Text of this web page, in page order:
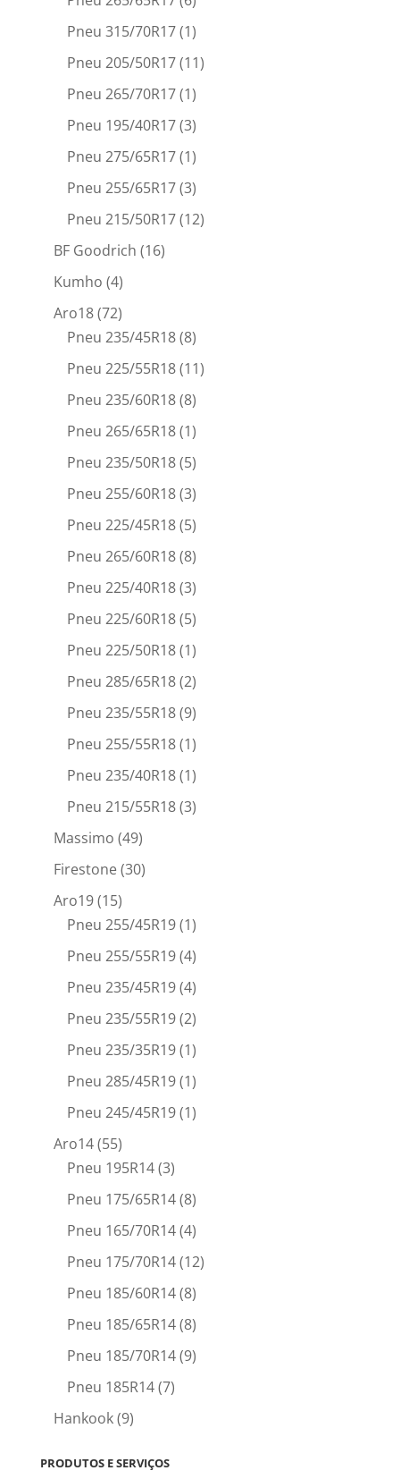
Pneu 315/70R17(1)
Pneu 205/50R17(11)
Pneu 265/70R17(1)
Pneu 195/40R17(3)
Pneu 275/65R17(1)
Pneu 255/65R17(3)
Pneu 215/50R17(12)
BF Goodrich (16)
Kumho (4)
Aro18(72)
Pneu 235/45R18(8)
Pneu 225/55R18(11)
Pneu 235/60R18(8)
Pneu 265/65R18(1)
Pneu 235/50R18(5)
Pneu 255/60R18(3)
Pneu 225/45R18(5)
Pneu 265/60R18(8)
Pneu 225/40R18(3)
Pneu 225/60R18(5)
Pneu 225/50R18(1)
Pneu 285/65R18(2)
Pneu 235/55R18(9)
Pneu 255/55R18(1)
Pneu 235/40R18(1)
Pneu 215/55R18(3)
Massimo (49)
Firestone(30)
Aro19(15)
Pneu 255/45R19(1)
Pneu 255/55R19(4)
Pneu 235/45R19(4)
Pneu 235/55R19(2)
Pneu 235/35R19(1)
Pneu 285/45R19(1)
Pneu 245/45R19(1)
Aro14(55)
Pneu 195R14(3)
Pneu 175/65R14(8)
Pneu 165/70R14(4)
Pneu 175/70R14(12)
Pneu 185/60R14(8)
Pneu 185/65R14(8)
Pneu 185/70R14(9)
Pneu 185R14(7)
Hankook(9)
PRODUTOS E SERVIÇOS